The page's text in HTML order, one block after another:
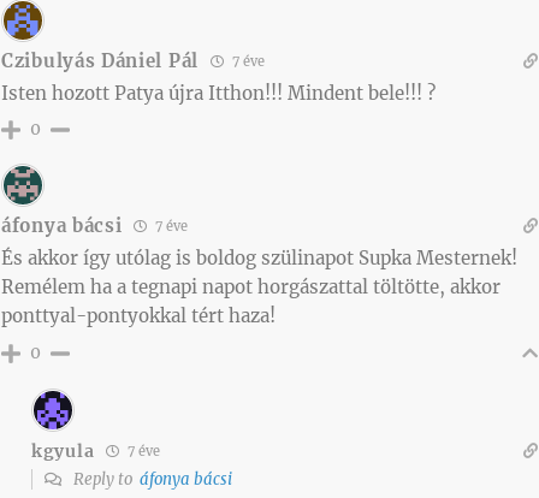
Czibulyás Dániel Pál 7 éve
Isten hozott Patya újra Itthon!!! Mindent bele!!! ?
0
áfonya bácsi 7 éve
És akkor így utólag is boldog szülinapot Supka Mesternek!
Remélem ha a tegnapi napot horgászattal töltötte, akkor
ponttyal-pontyokkal tért haza!
0
kgyula 7 éve
Reply to áfonya bácsi